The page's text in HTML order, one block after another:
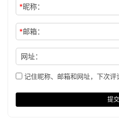
*昵称：
*邮箱：
网址：
记住昵称、邮箱和网址，下次评
提交